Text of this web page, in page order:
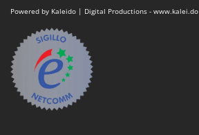
Powered by Kaleido | Digital Productions - www.kalei.do